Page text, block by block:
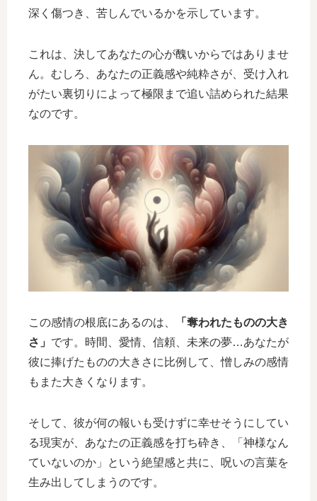
深く傷つき、苦しんでいるかを示しています。
これは、決してあなたの心が醜いからではありませ
ん。むしろ、あなたの正義感や純粋さが、受け入れ
がたい裏切りによって極限まで追い詰められた結果
なのです。
この感情の根底にあるのは、
「奪われたものの大き
さ」 です。時間、愛情、信頼、未来の夢…あなたが
彼に捧げたものの大きさに比例して、憎しみの感情
もまた大きくなります。
そして、彼が何の報いも受けずに幸せそうにしてい
る現実が、あなたの正義感を打ち砕き、「神様なん
ていないのか」という絶望感と共に、呪いの言葉を
生み出してしまうのです。